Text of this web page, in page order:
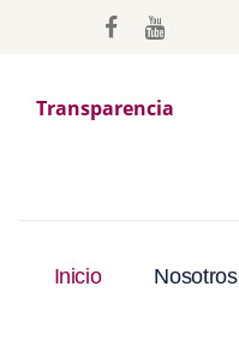
Transparencia
Inicio Nosotros